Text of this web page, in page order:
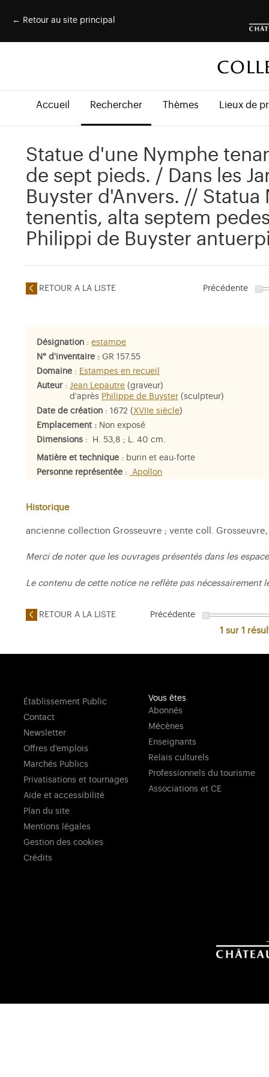
← Retour au site principal
Accueil Rechercher Thèmes Lieux de
Statue d'une Nymphe
de sept pieds. / Dans les
Buyster d'Anvers. //
tenentis, alta septem
Philippi de Buyster
RETOUR A LA LISTE Précédente
Désignation : estampe
N° d'inventaire : GR 157.55
Domaine : Estampes en recueil
Auteur: Jean Lepautre (graveur)
d'après Philippe de Buyster (sculpteur)
Date de création : 1672 ( XVIIe siècle)
Emplacement : Non exposé
Dimensions : H. 53,8 ; L. 40 cm.
Matière et technique : burin et eau-forte
Personne représentée : Apollon
Historique
ancienne collection Grosseuvre ; vente coll.
Merci de noter que les ouvrages présentés dans les
Le contenu de cette notice ne reflète pas nécessairement
RETOUR A LA LISTE Précédente
1 sur 1
Établissement Public
Contact
Newsletter
Offres d'emplois
Marchés Publics
Privatisations et tournages
Aide et accessibilité
Plan du site
Mentions légales
Gestion des cookies
Crédits
Vous êtes
Abonnés
Mécènes
Enseignants
Relais culturels
Professionnels du tourisme
Associations et CE